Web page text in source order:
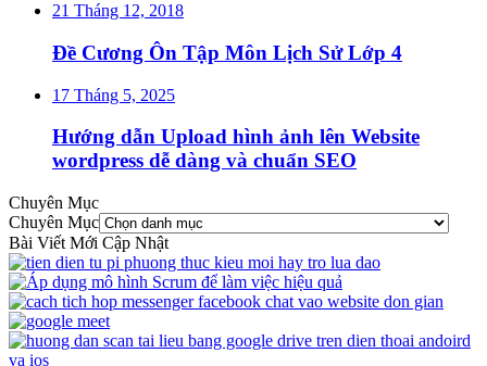
21 Tháng 12, 2018
Đề Cương Ôn Tập Môn Lịch Sử Lớp 4
17 Tháng 5, 2025
Hướng dẫn Upload hình ảnh lên Website
wordpress dễ dàng và chuẩn SEO
Chuyên Mục
Chuyên Mục
Bài Viết Mới Cập Nhật